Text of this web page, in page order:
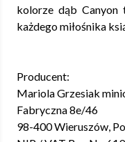
kolorze dąb
każdego miłośnika
Producent:
Mariola Grzesiak
Fabryczna 8e/46
98-400 Wieruszów,